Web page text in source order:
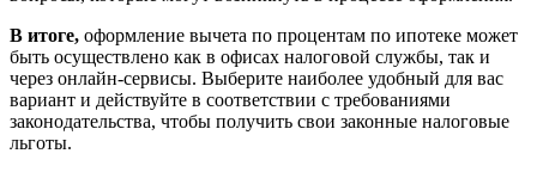
В итоге, оформление вычета по процентам по ипотеке может
быть осуществлено как в офисах налоговой службы, так и
через онлайн-сервисы. Выберите наиболее удобный для вас
вариант и действуйте в соответствии с требованиями
законодательства, чтобы получить свои законные налоговые
льготы.